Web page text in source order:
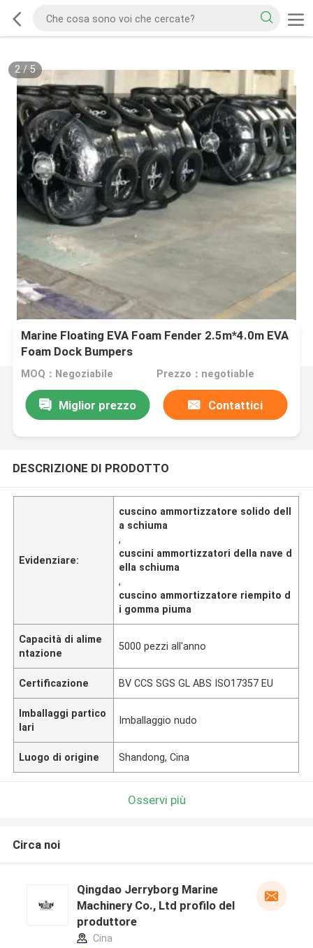
2/5
Marine Floating EVA Foam Fender 2.5m*4.0m EVA
Foam Dock Bumpers
MOQ：Negoziabile Prezzo：negotiable
Miglior prezzo Contattici
DESCRIZIONE DI PRODOTTO
Evidenziare:
cuscino ammortizzatore solido dell
a schiuma
,
cuscini ammortizzatori della nave d
ella schiuma
,
cuscino ammortizzatore riempito d
i gomma piuma
Capacità di alime
ntazione
5000 pezzi all'anno
Certificazione BV CCS SGS GL ABS ISO17357 EU
Imballaggi partico
lari
Imballaggio nudo
Luogo di origine Shandong, Cina
Osservi più
Circa noi
Qingdao Jerryborg Marine
Machinery Co., Ltd profilo del
produttore
Cina